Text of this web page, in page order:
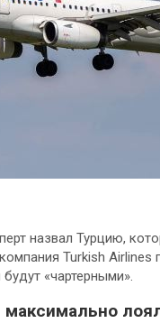
назвал Турцию,
Turkish
«чартерными».
максимально